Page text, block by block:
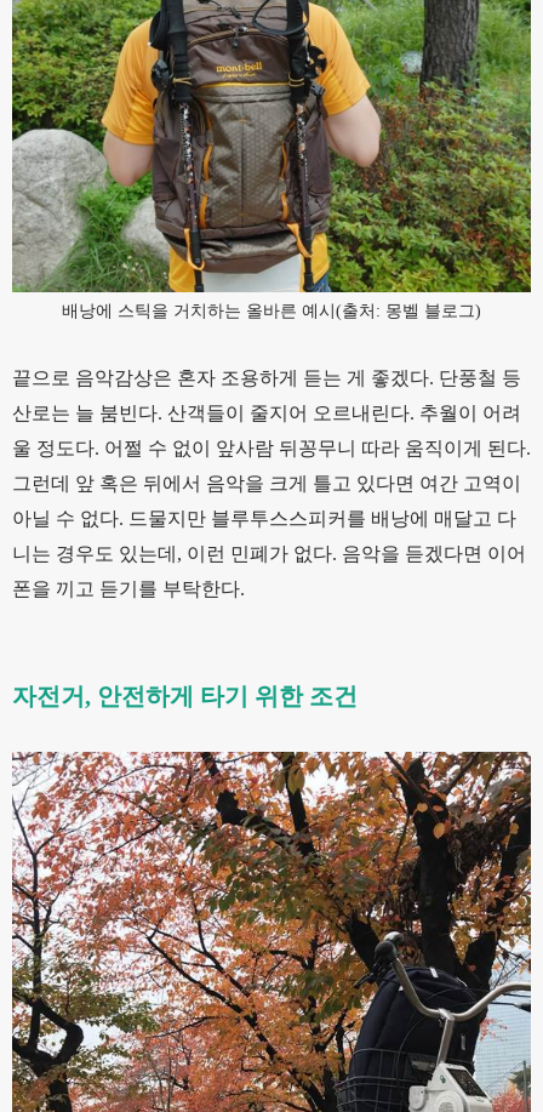
배낭에 스틱을 거치하는 올바른 예시(출처: 몽벨 블로그)
끝으로 음악감상은 혼자 조용하게 듣는 게 좋겠다. 단풍철 등
산로는 늘 붐빈다. 산객들이 줄지어 오르내린다. 추월이 어려
울 정도다. 어쩔 수 없이 앞사람 뒤꽁무니 따라 움직이게 된다.
그런데 앞 혹은 뒤에서 음악을 크게 틀고 있다면 여간 고역이
아닐 수 없다. 드물지만 블루투스스피커를 배낭에 매달고 다
니는 경우도 있는데, 이런 민폐가 없다. 음악을 듣겠다면 이어
폰을 끼고 듣기를 부탁한다.
자전거, 안전하게 타기 위한 조건